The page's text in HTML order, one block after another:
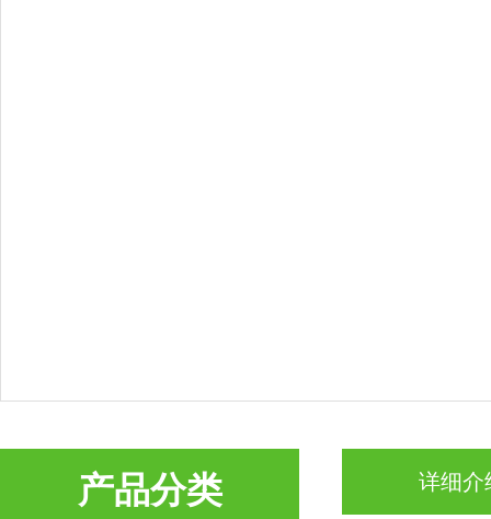
产品分类 详细介